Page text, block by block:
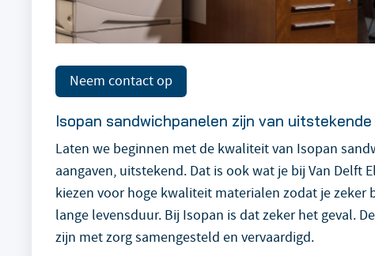
Neem contact op
Isopan sandwichpanelen zijn van
Laten we beginnen met de kwaliteit van Isopan
aangaven, uitstekend. Dat is ook wat je bij Van Delft
kiezen voor hoge kwaliteit materialen zodat je zeker
lange levensduur. Bij Isopan is dat zeker het geval.
zijn met zorg samengesteld en vervaardigd.